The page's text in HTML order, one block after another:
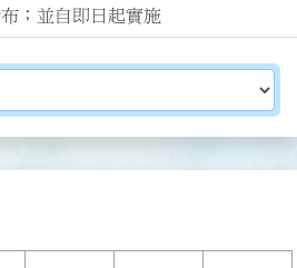
布；並自即日起實施